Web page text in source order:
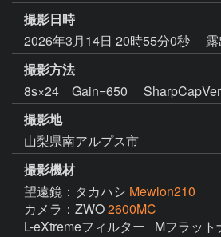
撮影日時
2026年3月14日 20時55分0秒
撮影方法
8s×24 Gain=650
撮影地
山梨県南アルプス市
撮影機材
望遠鏡：タカハシ Mewlon210
カメラ：ZWO2600MC
L-eXtremeフィルター   Mフラッ